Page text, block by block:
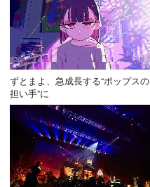
ずとまよ、急成長する“ポップスの
担い手”に